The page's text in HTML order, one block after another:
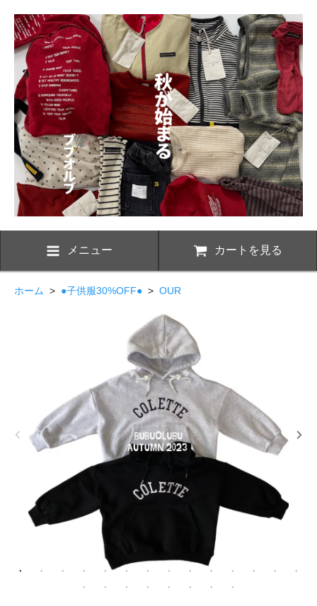
メニュー カートを見る
ホーム > ●子供服30%OFF● > OUR